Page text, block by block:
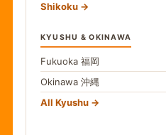
Shikoku
KYUSHU & OKINAWA
Fukuoka 福岡
Okinawa 沖縄
All Kyushu